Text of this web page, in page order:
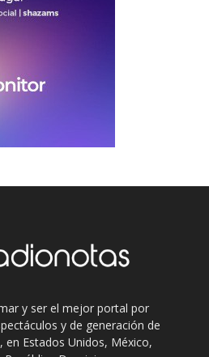
y ser el mejor portal por
y de generación de
en Estados Unidos, México,